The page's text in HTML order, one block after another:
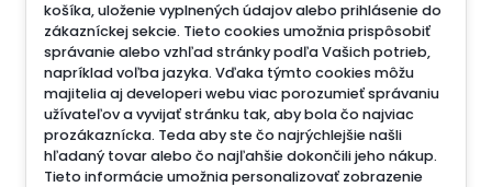
košíka, uloženie vyplnených údajov alebo prihlásenie do
zákazníckej sekcie. Tieto cookies umožnia prispôsobiť
správanie alebo vzhľad stránky podľa Vašich potrieb,
napríklad voľba jazyka. Vďaka týmto cookies môžu
majitelia aj developeri webu viac porozumieť správaniu
užívateľov a vyvijať stránku tak, aby bola čo najviac
prozákaznícka. Teda aby ste čo najrýchlejšie našli
hľadaný tovar alebo čo najľahšie dokončili jeho nákup.
Tieto informácie umožnia personalizovať zobrazenie